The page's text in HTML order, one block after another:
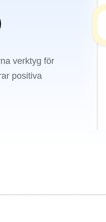
verktyg för
positiva